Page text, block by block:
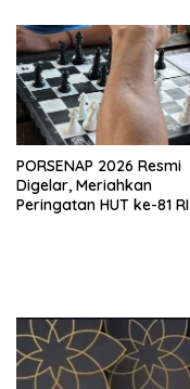
PORSENAP 2026 Resmi
Digelar, Meriahkan
Peringatan HUT ke-81 RI